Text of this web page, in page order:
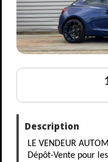
Description
LE VENDEUR
Dépôt-Vente pour